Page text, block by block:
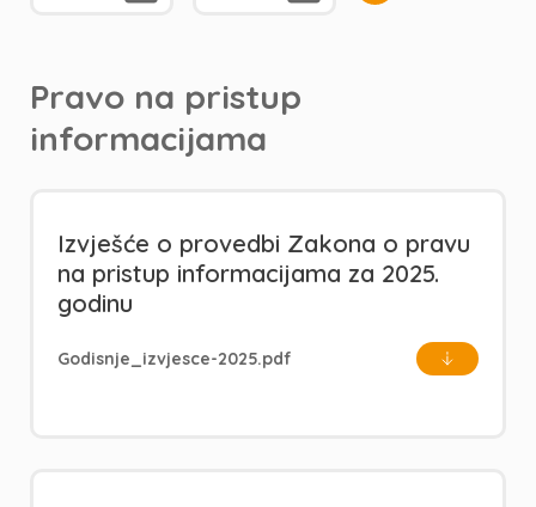
Pravo na pristup
informacijama
Izvješće o provedbi Zakona o pravu
na pristup informacijama za 2025.
godinu
Godisnje_izvjesce-2025.pdf